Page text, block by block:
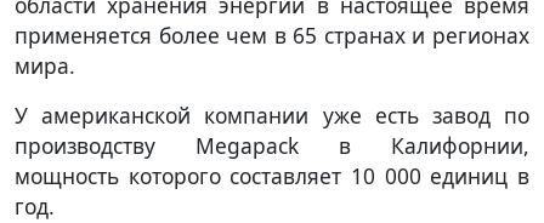
применяется более чем в 65 странах и регионах
мира.
У американской компании уже есть завод по
производству Megapack в Калифорнии,
мощность которого составляет 10 000 единиц в
год.